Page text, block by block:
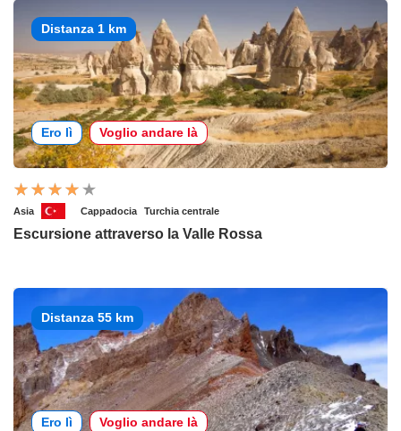
Distanza 1 km
Ero lì Voglio andare là
Asia Cappadocia Turchia centrale
Escursione attraverso la Valle Rossa
Distanza 55 km
Ero lì Voglio andare là